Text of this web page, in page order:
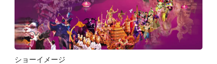
ショーイメージ